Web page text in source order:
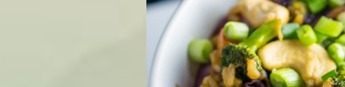
2. Dứa xào chay thập cẩm kiểu Ấn Độ
Món ăn này có vị chua cạy ngòn ngọt
khám phá và thử cảm giác mới lạ thì đây